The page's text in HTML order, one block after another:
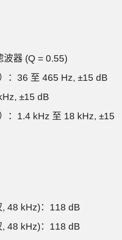
波器 (Q = 0.55)
：36 至 465 Hz, ±15 dB
±15 dB
：1.4 kHz 至 18 kHz, ±15
48 kHz)：118 dB
48 kHz)：118 dB